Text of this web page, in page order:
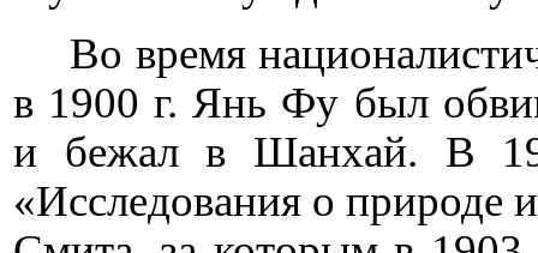
Во время
в 1900 г. Янь Фу был
и бежал в Шанхай. В
«Исследования о природе